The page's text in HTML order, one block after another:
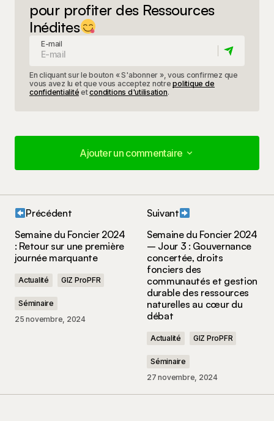
pour profiter des Ressources
Inédites
E-mail
En cliquant sur le bouton « S'abonner », vous confirmez que
vous avez lu et que vous acceptez notrepolitique de
confidentialité etconditions d'utilisation.
Ajouter un commentaire
Ajouter un commentaire
champs obligatoires sont indiqués avec*
Précédent
Semaine du Foncier 2024
: Retour sur une première
journée marquante
Actualité GIZ ProPFR
Séminaire
25 novembre, 2024
Suivant
Semaine du Foncier 2024
– Jour 3 : Gouvernance
concertée, droits
fonciers des
communautés et gestion
durable des ressources
naturelles au cœur du
débat
Actualité GIZ ProPFR
Séminaire
27 novembre, 2024